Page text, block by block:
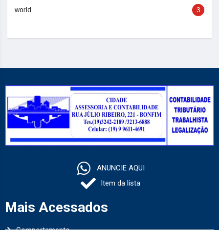
world 3
ANUNCIE AQUI
Item da lista
Mais Acessados